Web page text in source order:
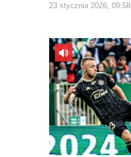
23 stycznia 2026, 09:58